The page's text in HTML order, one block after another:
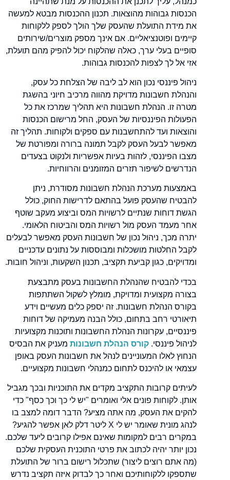
הכנסות גבוהות מהוצאות. תכנון ההכנסות מבטא למעשה
את מידת התועלת שהעסק שלך הולך לספק ללקוחות
קיימים ופוטנציאליים. אם אינך מספק מוצרים/שירותים
סופיים בעלי ערך, כאלה שהלקוח יכול להפיק מהם תועלת,
אזי אל לך לצפות להכנסות גבוהות.
ניהול פיננסי נכון הוא לב ליבה של הצלחת כל עסק,
והנהלת חשבונות מדויקת מהווה מרכיב חיוני בהשגת
מטרה זו. הנהלת חשבונות היא תהליך שמרכז את כל
הפעולות הפיננסיות של העסק, החל מרישום הכנסות
והוצאות ועד להתחשבנות עם ספקים ולקוחות. תהליך זה
מאפשר לבעל העסק לקבל תמונה ברורה ומפורטת של
מצבו הפיננסי, לזהות בעיות אפשריות ולנקוט בצעדים
הנדרשים לשיפור תזרים המזומנים והרווחיות.
באמצעות מערכת הנהלת חשבונות מסודרת, ניתן
להבטיח שהעסק פועל בהתאם לדרישות החוק, כולל
הגשת דוחות שנתיים לרשויות המס וביצוע מעקב שוטף
אחר מעמד העסק מול רשויות המס והביטוח הלאומי.
יתרה מכך, ניהול נכון של חשבונות העסק מאפשר לבעלים
לקבל החלטות מושכלות ומבוססות על נתונים עדכניים
ומדויקים, כגון קביעת תקציב, תכנון השקעות, וניהול חובות.
בכדי להבטיח שהנהלת החשבונות בעסק מתבצעת
בצורה מקצועית ומדויקת, מומלץ לשקול השתתפות
בקורס הנהלת חשבונות. זה יספק כלים מעשיים וידע
תיאורטי רחב בתחום, כולל הבנה מעמיקה של דוחות
פיננסיים, עקרונות הנהלת החשבונות ותוכנות מקצועיות
לניהול פיננסי. קורס הנהלת חשבונות מעניק את הבסיס
הנחוץ לאלו המעוניינים לנהל את חשבונות העסק באופן
עצמאי או להיכנס לתחום כמנהלי חשבונות מקצועיים.
לעיתים קרובות התקציב מקדים את התוכניות ובכך מגביל
אותן. לקוחות פונים אלי ואומרים "יש לי כך וכך כסף" כדי
להקים את העסק, מה אתה מציע? הדבר דומה למצב בו
לנהג מונית שאומר יש לי X ליטר דלק לאן אפשר להגיע?
במקרים רבים למקומות שאינם אפילו קרובים ליעד שלכם.
נכון יותר יהיה לכתוב את פרטי התוכנית העסקית שלכם
(מה אתם רוצים ליצור) שתכלול רישום ברור של התועלת
שתספקו ללקוחותיכם ואחר כך לבדוק איזה תקציב נדרש